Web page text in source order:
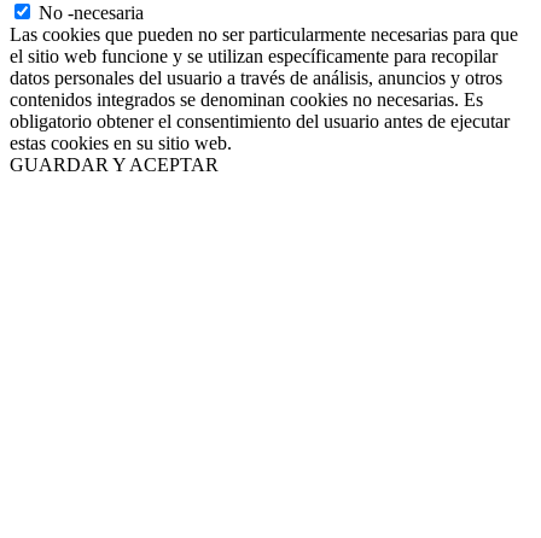
No -necesaria
Las cookies que pueden no ser particularmente necesarias para que
el sitio web funcione y se utilizan específicamente para recopilar
datos personales del usuario a través de análisis, anuncios y otros
contenidos integrados se denominan cookies no necesarias. Es
obligatorio obtener el consentimiento del usuario antes de ejecutar
estas cookies en su sitio web.
GUARDAR Y ACEPTAR